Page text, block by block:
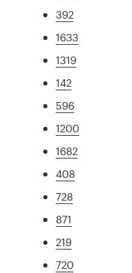
392
1633
1319
142
596
1200
1682
408
728
871
219
720